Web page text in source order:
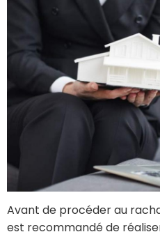
Avant de procéder au
est recommandé de